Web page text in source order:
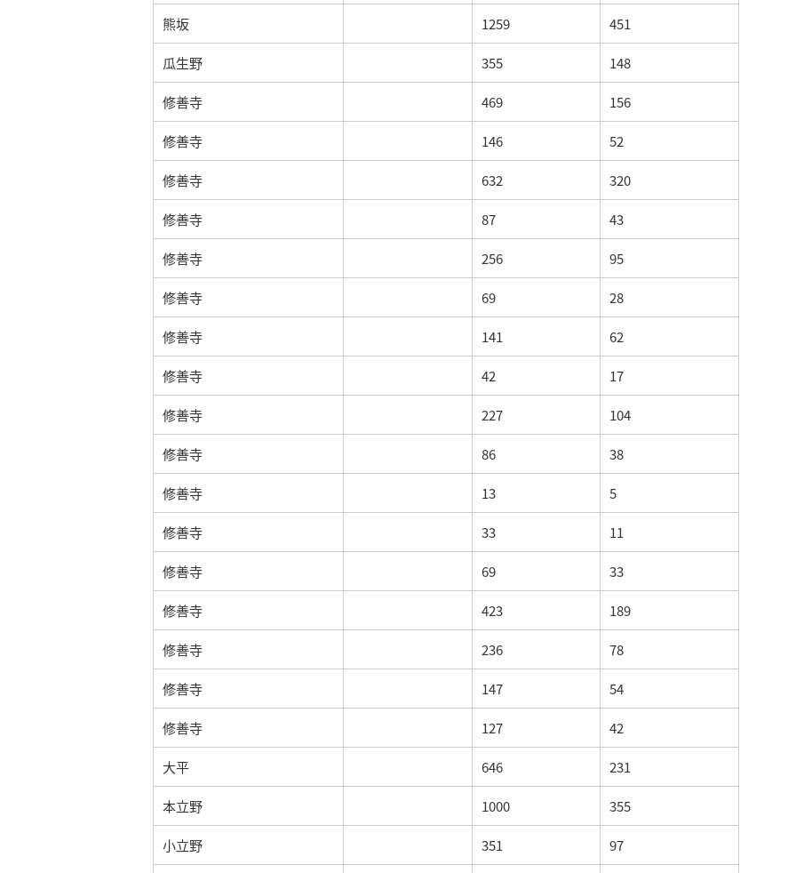
熊坂 1259 451
瓜生野 355 148
修善寺 469 156
修善寺 146 52
修善寺 632 320
修善寺 87 43
修善寺 256 95
修善寺 69 28
修善寺 141 62
修善寺 42 17
修善寺 227 104
修善寺 86 38
修善寺 13 5
修善寺 33 11
修善寺 69 33
修善寺 423 189
修善寺 236 78
修善寺 147 54
修善寺 127 42
大平 646 231
本立野 1000 355
小立野 351 97